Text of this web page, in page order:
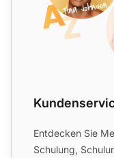
Entdecken Sie
Schulung,